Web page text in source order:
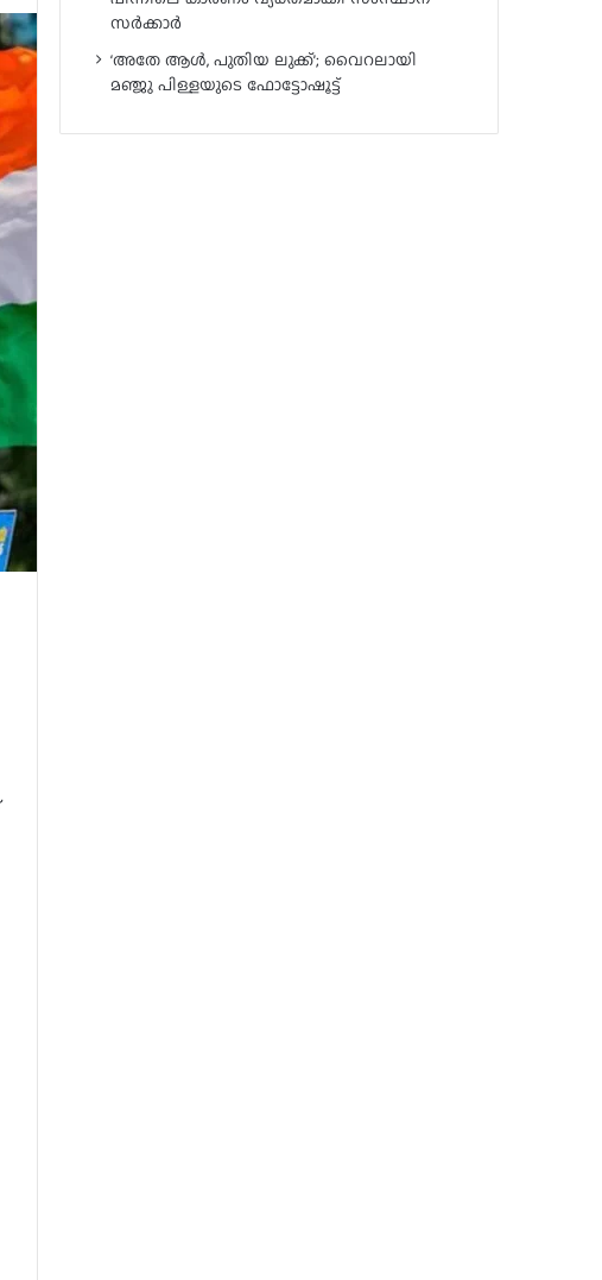
സർക്കാർ
‘അതേ ആൾ, പുതിയ ലുക്ക്’; വൈറലായി
മഞ്ജു പിള്ളയുടെ ഫോട്ടോഷൂട്ട്